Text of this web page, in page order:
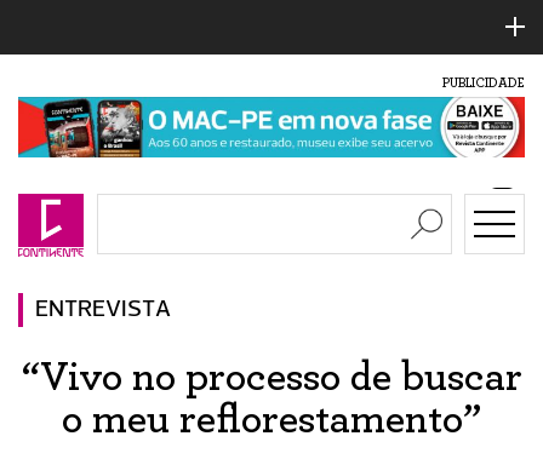
PUBLICIDADE
ENTREVISTA
“Vivo no processo de buscar
o meu reflorestamento”